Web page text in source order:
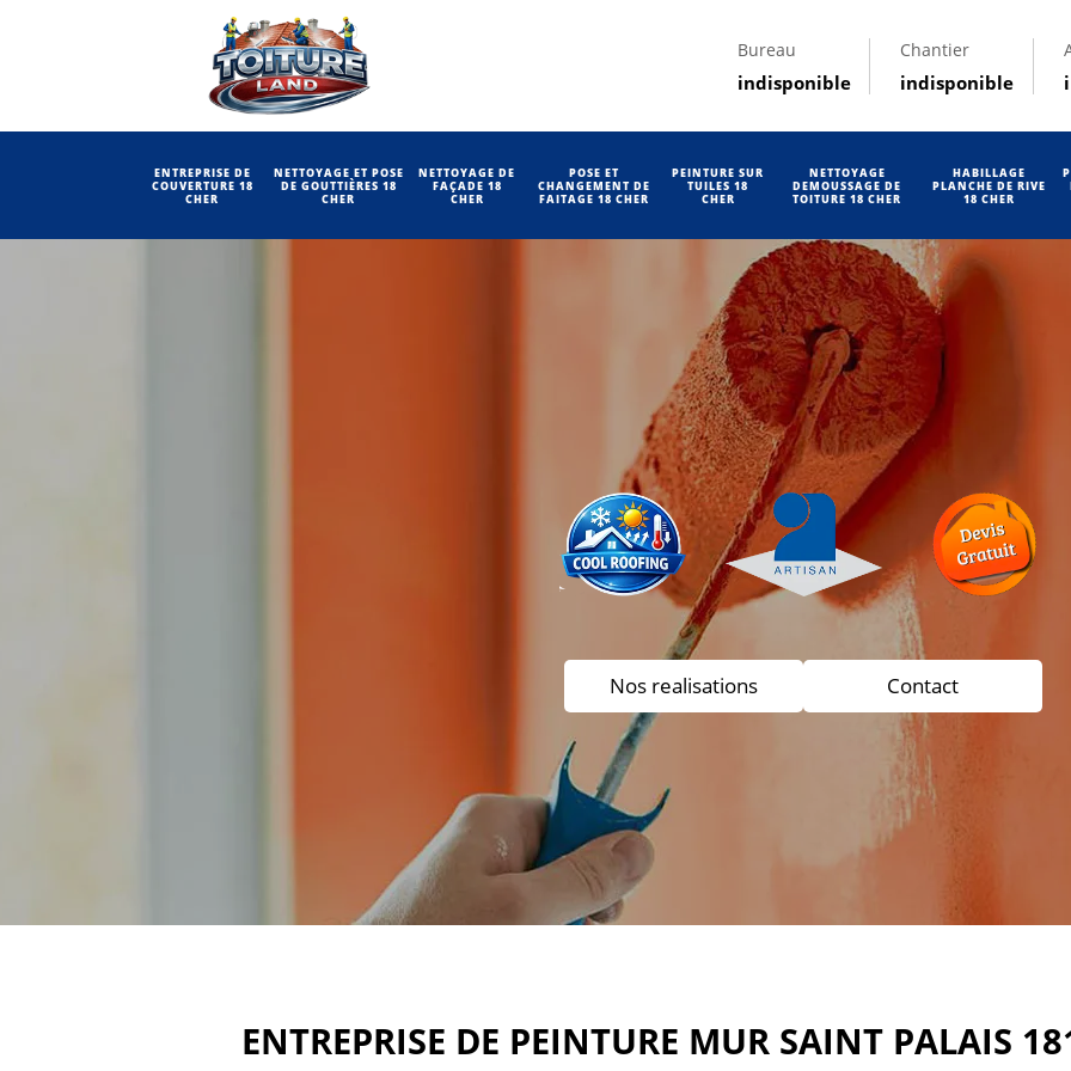
Bureau
indisponible
Chantier
indisponible
ENTREPRISE DE
COUVERTURE 18
CHER
NETTOYAGE ET POSE
DE GOUTTIÈRES 18
CHER
NETTOYAGE DE
FAÇADE 18
CHER
POSE ET
CHANGEMENT DE
FAITAGE 18 CHER
PEINTURE SUR
TUILES 18
CHER
NETTOYAGE
DEMOUSSAGE DE
TOITURE 18 CHER
HABILLAGE
PLANCHE DE RIVE
18 CHER
Nos realisations Contact
ENTREPRISE DE PEINTURE MUR SAINT PALAIS